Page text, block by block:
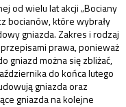
od wielu lat akcji „Bociany
bocianów, które wybrały
gniazda. Zakres i rodzaj
prawa, ponieważ
gniazd można się zbliżać,
do końca lutego
gniazda oraz
gniazda na kolejne